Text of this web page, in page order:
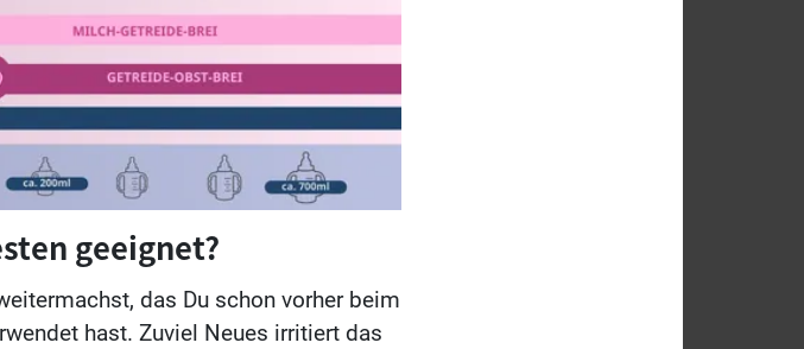
geeignet?
das Du schon vorher beim
hast. Zuviel Neues irritiert das